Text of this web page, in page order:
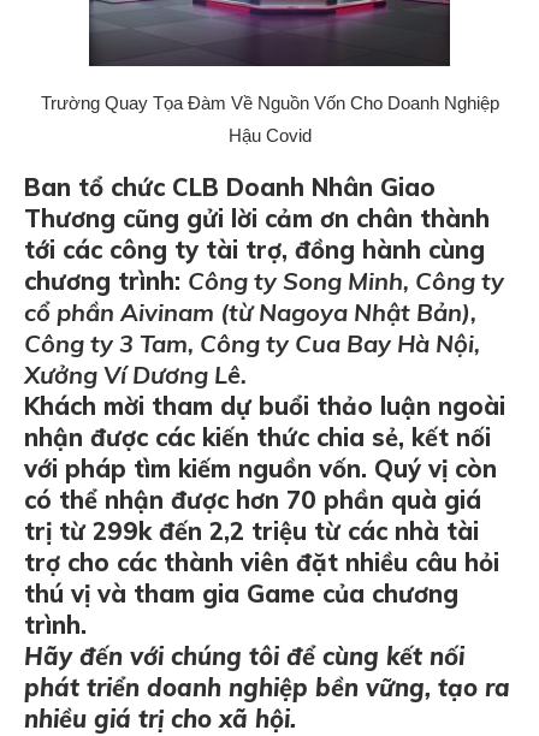
Trường Quay Tọa Đàm Về Nguồn Vốn Cho Doanh Nghiệp
Hậu Covid
Ban tổ chức CLB Doanh Nhân Giao
Thương cũng gửi lời cảm ơn chân thành
tới các công ty tài trợ, đồng hành cùng
chương trình: Công ty Song Minh, Công ty
cổ phần Aivinam (từ Nagoya Nhật Bản),
Công ty 3 Tam, Công ty Cua Bay Hà Nội,
Xưởng Ví Dương Lê.
Khách mời tham dự buổi thảo luận ngoài
nhận được các kiến thức chia sẻ, kết nối
với pháp tìm kiếm nguồn vốn. Quý vị còn
có thể nhận được hơn 70 phần quà giá
trị từ 299k đến 2,2 triệu từ các nhà tài
trợ cho các thành viên đặt nhiều câu hỏi
thú vị và tham gia Game của chương
trình.
Hãy đến với chúng tôi để cùng kết nối
phát triển doanh nghiệp bền vững, tạo ra
nhiều giá trị cho xã hội.